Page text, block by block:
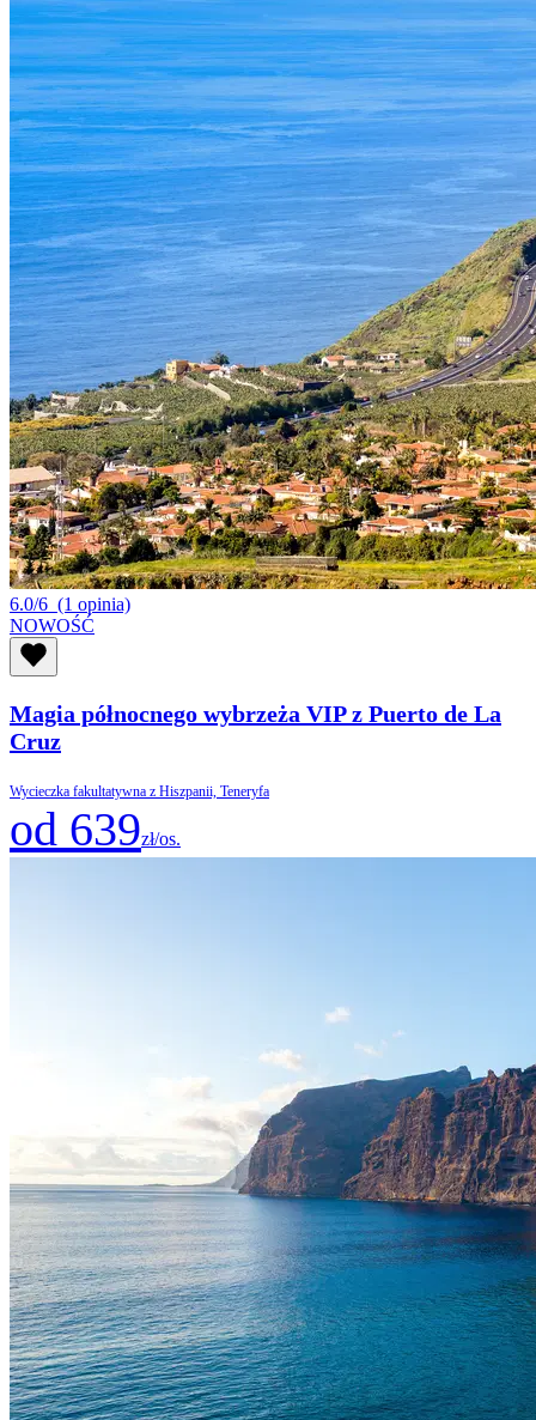
6.0/6 (1 opinia)
NOWOŚĆ
Magia północnego wybrzeża VIP z Puerto de La
Cruz
Wycieczka fakultatywna z Hiszpanii, Teneryfa
od 639zł/os.